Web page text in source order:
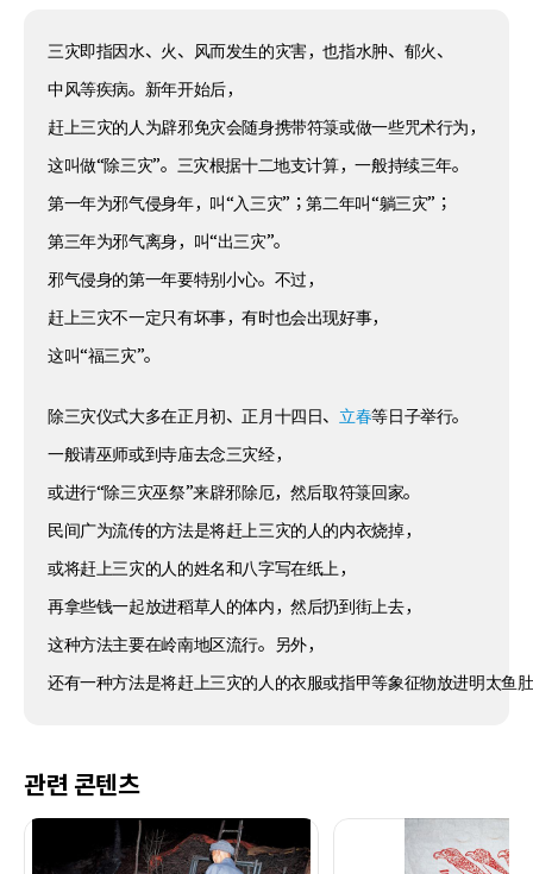
三灾即指因水、火、风而发生的灾害，也指水肿、郁火、
中风等疾病。新年开始后，
赶上三灾的人为辟邪免灾会随身携带符箓或做一些咒术行为，
这叫做“除三灾”。三灾根据十二地支计算，一般持续三年。
第一年为邪气侵身年，叫“入三灾”；第二年叫“躺三灾”；
第三年为邪气离身，叫“出三灾”。
邪气侵身的第一年要特别小心。不过，
赶上三灾不一定只有坏事，有时也会出现好事，
这叫“福三灾”。
除三灾仪式大多在正月初、正月十四日、 立春等日子举行。
一般请巫师或到寺庙去念三灾经，
或进行“除三灾巫祭”来辟邪除厄，然后取符箓回家。
民间广为流传的方法是将赶上三灾的人的内衣烧掉，
或将赶上三灾的人的姓名和八字写在纸上，
再拿些钱一起放进稻草人的体内，然后扔到街上去，
这种方法主要在岭南地区流行。另外，
还有一种方法是将赶上三灾的人的衣服或指甲等象征物放进明太鱼
관련 콘텐츠